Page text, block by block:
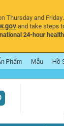
Thursday and
and take steps
24-hour
Phẩm Mẫu Hồ